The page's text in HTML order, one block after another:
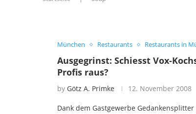
München Restaurants Restaurants in
Ausgegrinst: Schiesst Vox-
Profis raus?
by Götz A. Primke 12. November 2008
Dank dem Gastgewerbe